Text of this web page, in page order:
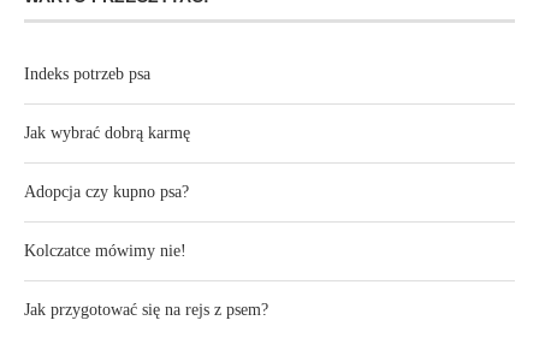
Indeks potrzeb psa
Jak wybrać dobrą karmę
Adopcja czy kupno psa?
Kolczatce mówimy nie!
Jak przygotować się na rejs z psem?